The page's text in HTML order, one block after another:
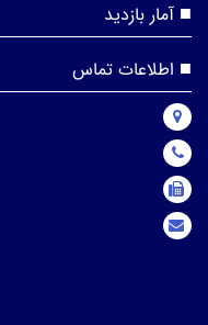
آمار بازدید
اطلاعات تماس